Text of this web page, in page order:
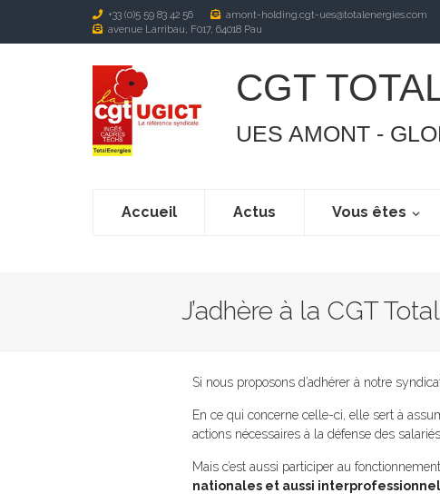
+33 (0)5 59 83 42 56
amont-holding.cgt-ues@totalenergies.com
avenue Larribau, F017, 64018 Pau
CGT
UES AMONT -
Accueil Actus Vous êtes
J’adhère à la CGT
Si nous proposons d’adhérer à notre
En ce qui concerne celle-ci, elle sert à
actions nécessaires à la défense des
Mais c’est aussi participer au
nationales et aussi